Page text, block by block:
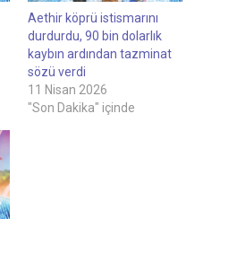
Aethir köprü istismarını
durdurdu, 90 bin dolarlık
kaybın ardından tazminat
sözü verdi
11 Nisan 2026
"Son Dakika" içinde